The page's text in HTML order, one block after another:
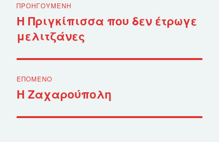
άρθρων
ΠΡΟΗΓΟΎΜΕΝΗ
Προηγούμενο
άρθρο:
Η Πριγκίπισσα που δεν έτρωγε
μελιτζάνες
ΕΠΌΜΕΝΟ
Επόμενο
Η Ζαχαρούπολη